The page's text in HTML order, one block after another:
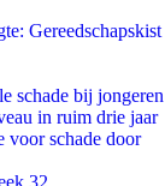
Gereedschapskist
schade bij jongeren
in ruim drie jaar
voor schade door
32